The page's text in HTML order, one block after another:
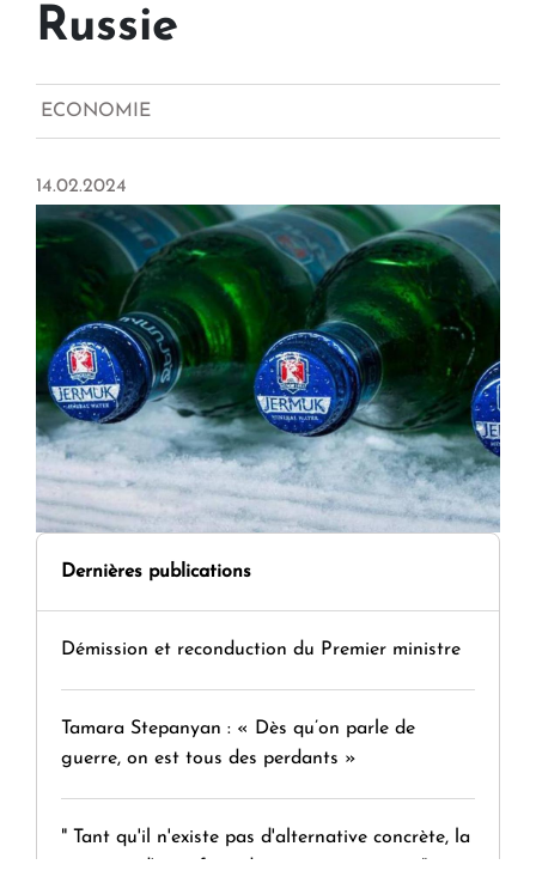
Russie
ECONOMIE
14.02.2024
Dernières publications
Démission et reconduction du Premier ministre
Tamara Stepanyan : « Dès qu’on parle de
guerre, on est tous des perdants »
" Tant qu'il n'existe pas d'alternative concrète, la